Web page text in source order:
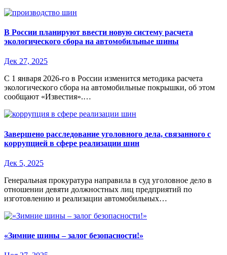
В России планируют ввести новую систему расчета
экологического сбора на автомобильные шины
Дек 27, 2025
С 1 января 2026-го в России изменится методика расчета
экологического сбора на автомобильные покрышки, об этом
сообщают «Известия».…
Завершено расследование уголовного дела, связанного с
коррупцией в сфере реализации шин
Дек 5, 2025
Генеральная прокуратура направила в суд уголовное дело в
отношении девяти должностных лиц предприятий по
изготовлению и реализации автомобильных…
«Зимние шины – залог безопасности!»